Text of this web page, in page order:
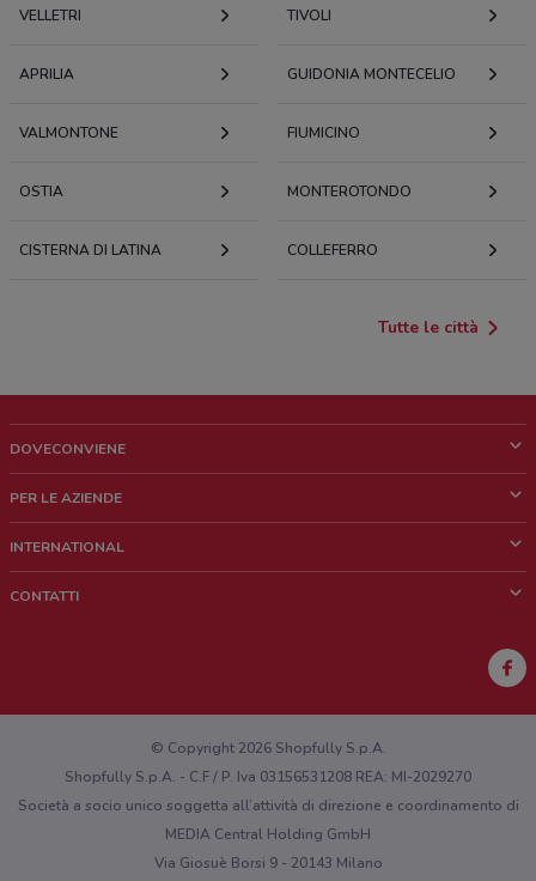
VELLETRI TIVOLI
APRILIA GUIDONIA MONTECELIO
VALMONTONE FIUMICINO
OSTIA MONTEROTONDO
CISTERNA DI LATINA COLLEFERRO
Tutte le città
DOVECONVIENE
Chi siamo
Lavora con noi
PER LE AZIENDE
Richieste commerciali e marketing
INTERNATIONAL
CONTATTI
Hai un malfunzionamento sul web o sull'app?
© Copyright 2026 Shopfully S.p.A.
Shopfully S.p.A. - C.F / P. Iva 03156531208 REA: MI-2029270
Società a socio unico soggetta all’attività di direzione e coordinamento di
MEDIA Central Holding GmbH
Via Giosuè Borsi 9 - 20143 Milano